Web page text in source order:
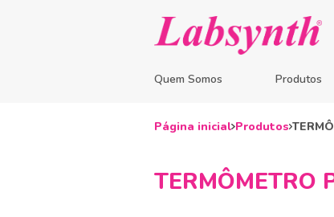
Quem Somos Produtos
Página inicial Produtos
TERMÔMETRO